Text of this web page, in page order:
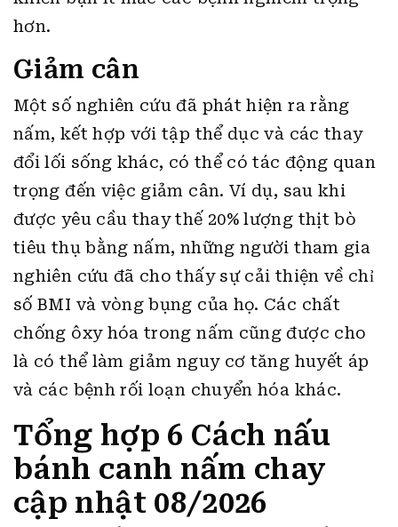
hơn.
Giảm cân
Một số nghiên cứu đã phát hiện ra rằng
nấm, kết hợp với tập thể dục và các thay
đổi lối sống khác, có thể có tác động quan
trọng đến việc giảm cân. Ví dụ, sau khi
được yêu cầu thay thế 20% lượng thịt bò
tiêu thụ bằng nấm, những người tham gia
nghiên cứu đã cho thấy sự cải thiện về chỉ
số BMI và vòng bụng của họ. Các chất
chống ôxy hóa trong nấm cũng được cho
là có thể làm giảm nguy cơ tăng huyết áp
và các bệnh rối loạn chuyển hóa khác.
Tổng hợp 6 Cách nấu
bánh canh nấm chay
cập nhật 08/2026